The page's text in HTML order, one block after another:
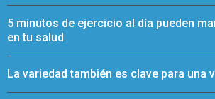
5 minutos de ejercicio al día pueden
en tu salud
La variedad también es clave para una